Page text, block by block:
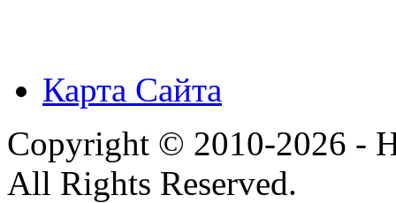
Карта Сайта
Copyright © 2010-2026 -
All Rights Reserved.